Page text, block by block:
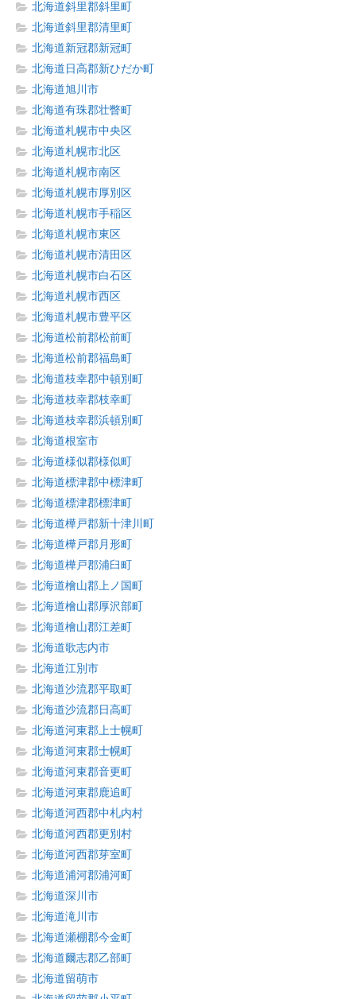
北海道斜里郡斜里町
北海道斜里郡清里町
北海道新冠郡新冠町
北海道日高郡新ひだか町
北海道旭川市
北海道有珠郡壮瞥町
北海道札幌市中央区
北海道札幌市北区
北海道札幌市南区
北海道札幌市厚別区
北海道札幌市手稲区
北海道札幌市東区
北海道札幌市清田区
北海道札幌市白石区
北海道札幌市西区
北海道札幌市豊平区
北海道松前郡松前町
北海道松前郡福島町
北海道枝幸郡中頓別町
北海道枝幸郡枝幸町
北海道枝幸郡浜頓別町
北海道根室市
北海道様似郡様似町
北海道標津郡中標津町
北海道標津郡標津町
北海道樺戸郡新十津川町
北海道樺戸郡月形町
北海道樺戸郡浦臼町
北海道檜山郡上ノ国町
北海道檜山郡厚沢部町
北海道檜山郡江差町
北海道歌志内市
北海道江別市
北海道沙流郡平取町
北海道沙流郡日高町
北海道河東郡上士幌町
北海道河東郡士幌町
北海道河東郡音更町
北海道河東郡鹿追町
北海道河西郡中札内村
北海道河西郡更別村
北海道河西郡芽室町
北海道浦河郡浦河町
北海道深川市
北海道滝川市
北海道瀬棚郡今金町
北海道爾志郡乙部町
北海道留萌市